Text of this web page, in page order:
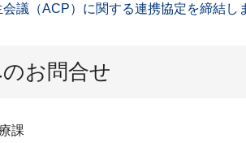
議（ACP）に関する連携協定を締結
お問合せ
課